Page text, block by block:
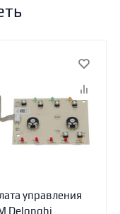
управления
Delonghi